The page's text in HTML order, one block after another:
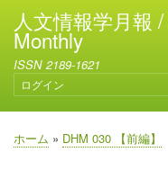
人文情報学月報
Monthly
ISSN 2189-1621
ユ
ー
ザ
ー
ログイン
パ
ホーム DHM 030 【前編】